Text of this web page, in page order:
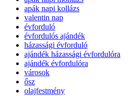
apák napi kollázs
valentin nap
évforduló
évfordulós ajándék
házassági évforduló
ajándék házassági évfordulóra
ajándék évfordulóra
városok
ősz
olajfestmény